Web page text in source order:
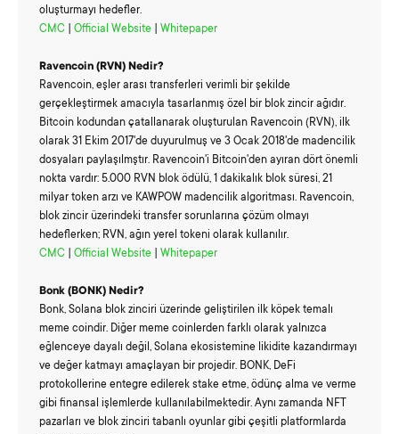
oluşturmayı hedefler.
CMC
Official Website Whitepaper
Ravencoin (RVN) Nedir?
Ravencoin, eşler arası transferleri verimli bir şekilde
gerçekleştirmek amacıyla tasarlanmış özel bir blok zincir ağıdır.
Bitcoin kodundan çatallanarak oluşturulan Ravencoin (RVN), ilk
olarak 31 Ekim 2017'de duyurulmuş ve 3 Ocak 2018'de madencilik
dosyaları paylaşılmştır. Ravencoin'i Bitcoin'den ayıran dört önemli
nokta vardır: 5.000 RVN blok ödülü, 1 dakikalık blok süresi, 21
milyar token arzı ve KAWPOW madencilik algoritması. Ravencoin,
blok zincir üzerindeki transfer sorunlarına çözüm olmayı
hedeflerken; RVN, ağın yerel tokeni olarak kullanılır.
CMC
Official Website Whitepaper
Bonk (BONK) Nedir?
Bonk, Solana blok zinciri üzerinde geliştirilen ilk köpek temalı
meme coindir. Diğer meme coinlerden farklı olarak yalnızca
eğlenceye dayalı değil, Solana ekosistemine likidite kazandırmayı
ve değer katmayı amaçlayan bir projedir. BONK, DeFi
protokollerine entegre edilerek stake etme, ödünç alma ve verme
gibi finansal işlemlerde kullanılabilmektedir. Aynı zamanda NFT
pazarları ve blok zinciri tabanlı oyunlar gibi çeşitli platformlarda